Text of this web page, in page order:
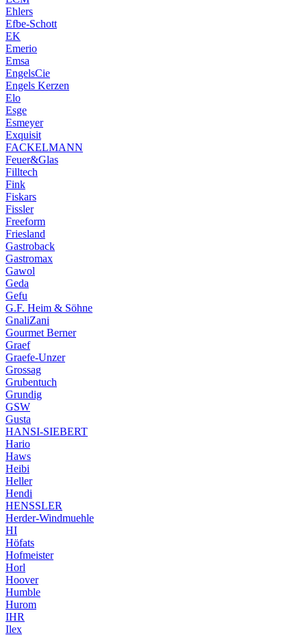
Ehlers
Efbe-Schott
EK
Emerio
Emsa
EngelsCie
Engels Kerzen
Elo
Esge
Esmeyer
Exquisit
FACKELMANN
Feuer&Glas
Filltech
Fink
Fiskars
Fissler
Freeform
Friesland
Gastroback
Gastromax
Gawol
Geda
Gefu
G.F. Heim & Söhne
GnaliZani
Gourmet Berner
Graef
Graefe-Unzer
Grossag
Grubentuch
Grundig
GSW
Gusta
HANSI-SIEBERT
Hario
Haws
Heibi
Heller
Hendi
HENSSLER
Herder-Windmuehle
HI
Höfats
Hofmeister
Horl
Hoover
Humble
Hurom
IHR
Ilex